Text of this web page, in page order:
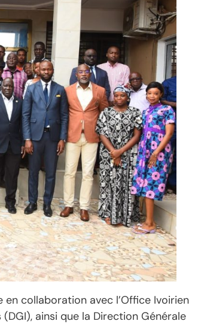
collaboration avec l’Office Ivoirien
ainsi que la Direction Générale